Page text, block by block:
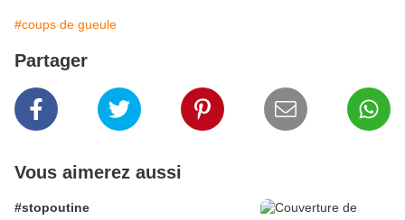
#coups de gueule
Partager
Vous aimerez aussi
#stopoutine